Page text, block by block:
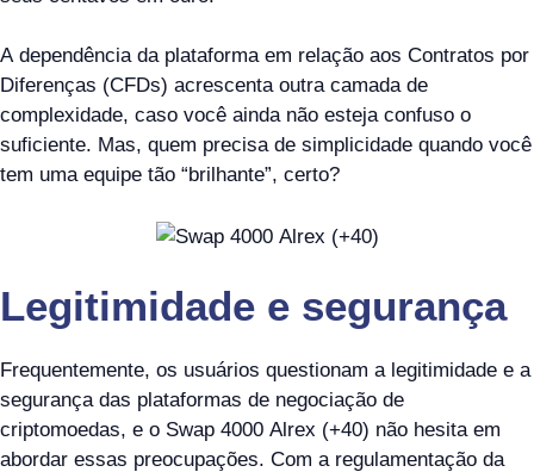
A dependência da plataforma em relação aos Contratos por
Diferenças (CFDs) acrescenta outra camada de
complexidade, caso você ainda não esteja confuso o
suficiente. Mas, quem precisa de simplicidade quando você
tem uma equipe tão “brilhante”, certo?
Legitimidade e segurança
Frequentemente, os usuários questionam a legitimidade e a
segurança das plataformas de negociação de
criptomoedas, e o Swap 4000 Alrex (+40) não hesita em
abordar essas preocupações. Com a regulamentação da